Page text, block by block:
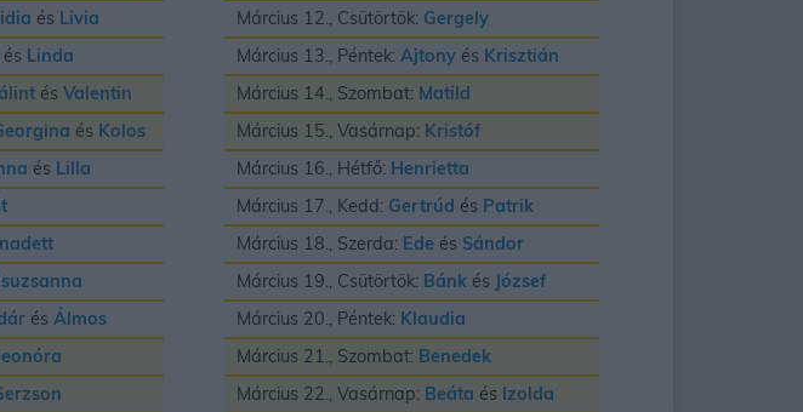
és Livia
és Linda
és Valentin
és Kolos
és Lilla
és Álmos
Március 12., Csütörtök: Gergely
Március 13., Péntek:Ajtony és Krisztián
Március 14., Szombat: Matild
Március 15., Vasárnap: Kristóf
Március 16., Hétfő: Henrietta
Március 17., Kedd: Gertrúd és Patrik
Március 18., Szerda: Ede és Sándor
Március 19., Csütörtök: Bánk és József
Március 20., Péntek: Klaudia
Március 21., Szombat: Benedek
Március 22., Vasárnap: Beáta és Izolda